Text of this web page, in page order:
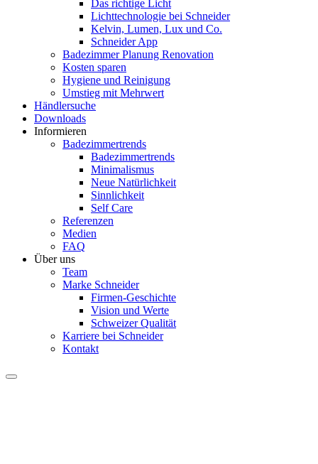
Das richtige Licht
Lichttechnologie bei Schneider
Kelvin, Lumen, Lux und Co.
Schneider App
Badezimmer Planung Renovation
Kosten sparen
Hygiene und Reinigung
Umstieg mit Mehrwert
Händlersuche
Downloads
Informieren
Badezimmertrends
Badezimmertrends
Minimalismus
Neue Natürlichkeit
Sinnlichkeit
Self Care
Referenzen
Medien
FAQ
Über uns
Team
Marke Schneider
Firmen-Geschichte
Vision und Werte
Schweizer Qualität
Karriere bei Schneider
Kontakt